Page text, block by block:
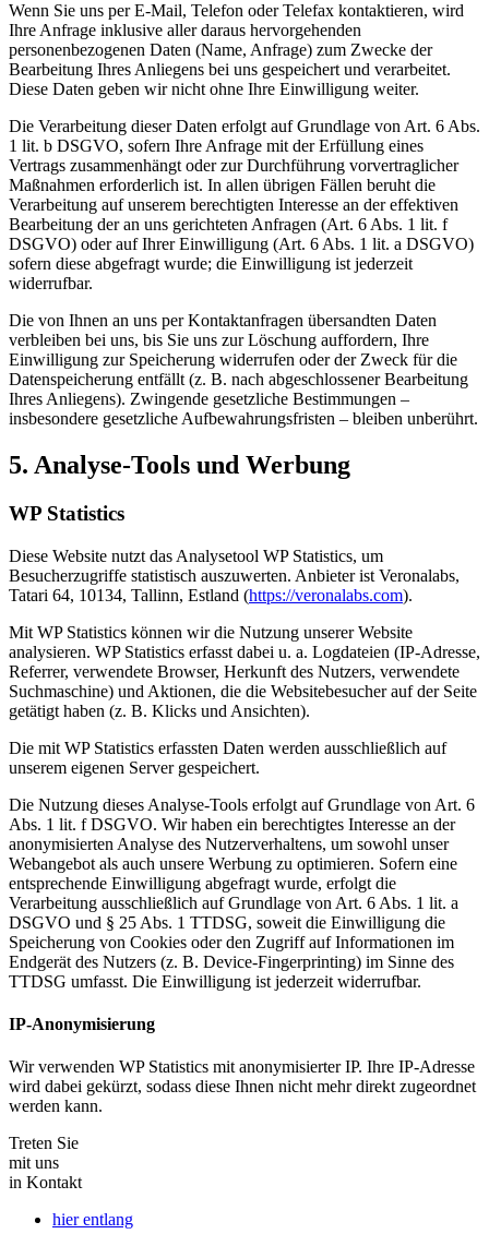
Wenn Sie uns per E-Mail, Telefon oder Telefax kontaktieren, wird
Ihre Anfrage inklusive aller daraus hervorgehenden
personenbezogenen Daten (Name, Anfrage) zum Zwecke der
Bearbeitung Ihres Anliegens bei uns gespeichert und verarbeitet.
Diese Daten geben wir nicht ohne Ihre Einwilligung weiter.
Die Verarbeitung dieser Daten erfolgt auf Grundlage von Art. 6 Abs.
1 lit. b DSGVO, sofern Ihre Anfrage mit der Erfüllung eines
Vertrags zusammenhängt oder zur Durchführung vorvertraglicher
Maßnahmen erforderlich ist. In allen übrigen Fällen beruht die
Verarbeitung auf unserem berechtigten Interesse an der effektiven
Bearbeitung der an uns gerichteten Anfragen (Art. 6 Abs. 1 lit. f
DSGVO) oder auf Ihrer Einwilligung (Art. 6 Abs. 1 lit. a DSGVO)
sofern diese abgefragt wurde; die Einwilligung ist jederzeit
widerrufbar.
Die von Ihnen an uns per Kontaktanfragen übersandten Daten
verbleiben bei uns, bis Sie uns zur Löschung auffordern, Ihre
Einwilligung zur Speicherung widerrufen oder der Zweck für die
Datenspeicherung entfällt (z. B. nach abgeschlossener Bearbeitung
Ihres Anliegens). Zwingende gesetzliche Bestimmungen –
insbesondere gesetzliche Aufbewahrungsfristen – bleiben unberührt.
5. Analyse-Tools und Werbung
WP Statistics
Diese Website nutzt das Analysetool WP Statistics, um
Besucherzugriffe statistisch auszuwerten. Anbieter ist Veronalabs,
Tatari 64, 10134, Tallinn, Estland (https://veronalabs.com).
Mit WP Statistics können wir die Nutzung unserer Website
analysieren. WP Statistics erfasst dabei u. a. Logdateien (IP-Adresse,
Referrer, verwendete Browser, Herkunft des Nutzers, verwendete
Suchmaschine) und Aktionen, die die Websitebesucher auf der Seite
getätigt haben (z. B. Klicks und Ansichten).
Die mit WP Statistics erfassten Daten werden ausschließlich auf
unserem eigenen Server gespeichert.
Die Nutzung dieses Analyse-Tools erfolgt auf Grundlage von Art. 6
Abs. 1 lit. f DSGVO. Wir haben ein berechtigtes Interesse an der
anonymisierten Analyse des Nutzerverhaltens, um sowohl unser
Webangebot als auch unsere Werbung zu optimieren. Sofern eine
entsprechende Einwilligung abgefragt wurde, erfolgt die
Verarbeitung ausschließlich auf Grundlage von Art. 6 Abs. 1 lit. a
DSGVO und § 25 Abs. 1 TTDSG, soweit die Einwilligung die
Speicherung von Cookies oder den Zugriff auf Informationen im
Endgerät des Nutzers (z. B. Device-Fingerprinting) im Sinne des
TTDSG umfasst. Die Einwilligung ist jederzeit widerrufbar.
IP-Anonymisierung
Wir verwenden WP Statistics mit anonymisierter IP. Ihre IP-Adresse
wird dabei gekürzt, sodass diese Ihnen nicht mehr direkt zugeordnet
werden kann.
Treten Sie
mit uns
in Kontakt
hier entlang